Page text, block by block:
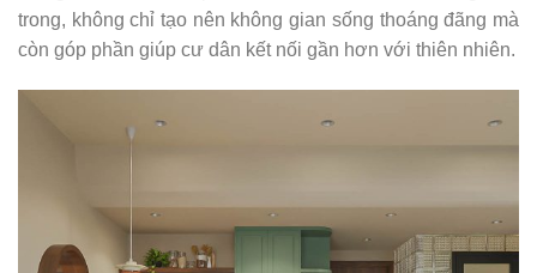
trong, không chỉ tạo nên không gian sống thoáng đãng mà
còn góp phần giúp cư dân kết nối gần hơn với thiên nhiên.